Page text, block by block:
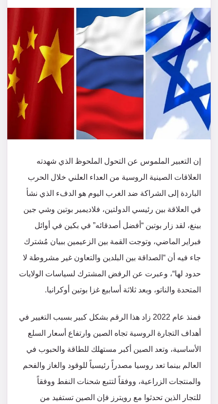
إن التعبير الملموس عن التحول الملحوظ الذي شهدته
العلاقات الصينية الروسية من العداء العلني خلال الحرب
الباردة إلى الشراكة ضد الغرب اليوم هو الدفء الذي نشأ
في العلاقة بين رئيسي الدولتين، فلاديمير بوتين وشي جين
بينغ، لقد زار بوتين “أفضل أصدقائه” في بكين في أوائل
فبراير الماضي، وتوجت القمة بين الزعيمين ببيان مُشترك
جاء فيه أن “الصداقة بين البلدين والتعاون غير مشروطة لا
حدود لها“، وعبرت عن الرفض المشترك لسياسات الولايات
المتحدة والناتو، وبعد ثلاثة أسابيع غزا بوتين أوكرانيا.
فمنذ عام 2022 زاد هذا الرقم بشكل كبير بسبب التغيير في
أهداف التجارة الروسية تجاه الصين وارتفاع أسعار السلع
الأساسية، وتعد الصين أكبر مستهلك للطاقة والحبوب في
العالم بينما تعد روسيا مصدراً رئيسياً للوقود والغاز والفحم
والمنتجات الزراعية، ووفقاً لتتبع شحنات النفط ووفقاً
للتجار الذين تحدثوا مع رويترز فإن الصين تستفيد من